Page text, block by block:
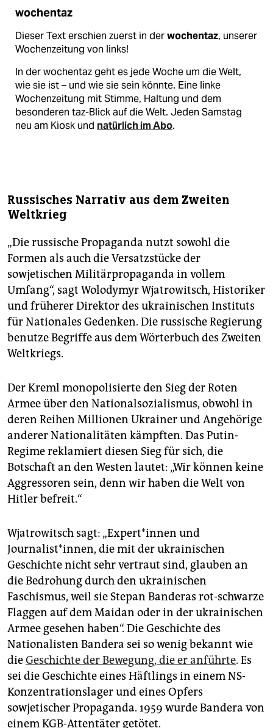
wochentaz
Dieser Text erschien zuerst in derwochentaz, unserer
Wochenzeitung von links!
In der wochentaz geht es jede Woche um die Welt,
wie sie ist – und wie sie sein könnte. Eine linke
Wochenzeitung mit Stimme, Haltung und dem
besonderen taz-Blick auf die Welt. Jeden Samstag
neu am Kiosk und natürlich im Abo.
Russisches Narrativ aus dem Zweiten
Weltkrieg
„Die russische Propaganda nutzt sowohl die
Formen als auch die Versatzstücke der
sowjetischen Militärpropaganda in vollem
Umfang“, sagt Wolodymyr Wjatrowitsch, Historiker
und früherer Direktor des ukrainischen Instituts
für Nationales Gedenken. Die russische Regierung
benutze Begriffe aus dem Wörterbuch des Zweiten
Weltkriegs.
Der Kreml monopolisierte den Sieg der Roten
Armee über den Nationalsozialismus, obwohl in
deren Reihen Millionen Ukrainer und Angehörige
anderer Nationalitäten kämpften. Das Putin-
Regime reklamiert diesen Sieg für sich, die
Botschaft an den Westen lautet: „Wir können keine
Aggressoren sein, denn wir haben die Welt von
Hitler befreit.“
Wjatrowitsch sagt: „Expert*in­nen und
Journalist*innen, die mit der ukrainischen
Geschichte nicht sehr vertraut sind, glauben an
die Bedrohung durch den ukrainischen
Faschismus, weil sie Stepan Banderas rot-schwarze
Flaggen auf dem Maidan oder in der ukrainischen
Armee gesehen haben“. Die Geschichte des
Nationalisten Bandera sei so wenig bekannt wie
dieGeschichte der Bewegung, die er anführte. Es
sei die Geschichte eines Häftlings in einem NS-
Konzentrationslager und eines Opfers
sowjetischer Propaganda. 1959 wurde Bandera von
einem KGB-Attentäter getötet.